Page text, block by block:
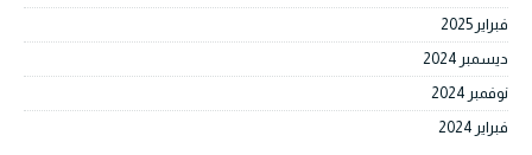
فبراير 2025
ديسمبر 2024
نوفمبر 2024
فبراير 2024